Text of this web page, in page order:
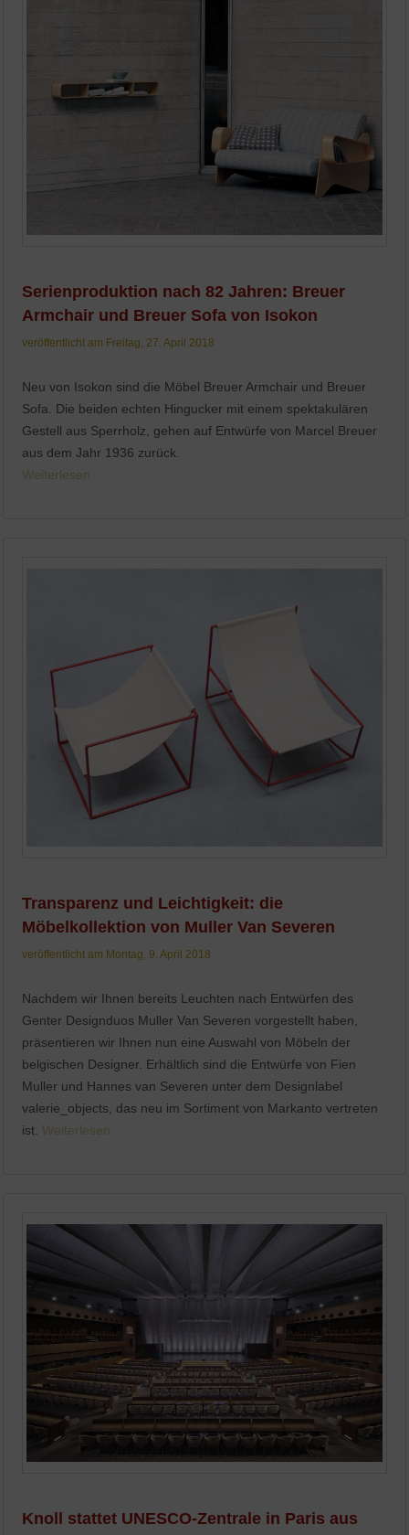
Serienproduktion nach 82 Jahren: Breuer
Armchair und Breuer Sofa von Isokon
veröffentlicht am Freitag, 27. April 2018
Neu von Isokon sind die Möbel Breuer Armchair und Breuer
Sofa. Die beiden echten Hingucker mit einem spektakulären
Gestell aus Sperrholz, gehen auf Entwürfe von Marcel Breuer
aus dem Jahr 1936 zurück.
Weiterlesen
Transparenz und Leichtigkeit: die
Möbelkollektion von Muller Van Severen
veröffentlicht am Montag, 9. April 2018
Nachdem wir Ihnen bereits Leuchten nach Entwürfen des
Genter Designduos Muller Van Severen vorgestellt haben,
präsentieren wir Ihnen nun eine Auswahl von Möbeln der
belgischen Designer. Erhältlich sind die Entwürfe von Fien
Muller und Hannes van Severen unter dem Designlabel
valerie_objects, das neu im Sortiment von Markanto vertreten
ist.Weiterlesen
Knoll stattet UNESCO-Zentrale in Paris aus